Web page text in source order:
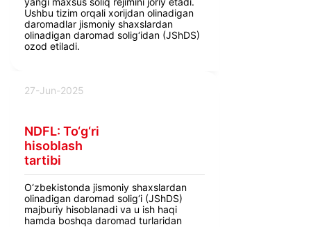
Ushbu tizim orqali xorijdan olinadigan
daromadlar jismoniy shaxslardan
olinadigan daromad solig‘idan (JShDS)
ozod etiladi.
27-Jun-2025
NDFL: To‘g‘ri
hisoblash
tartibi
O‘zbekistonda jismoniy shaxslardan
olinadigan daromad solig‘i (JShDS)
majburiy hisoblanadi va u ish haqi
hamda boshqa daromad turlaridan